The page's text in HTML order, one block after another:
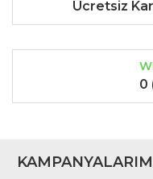
Ücretsiz
0